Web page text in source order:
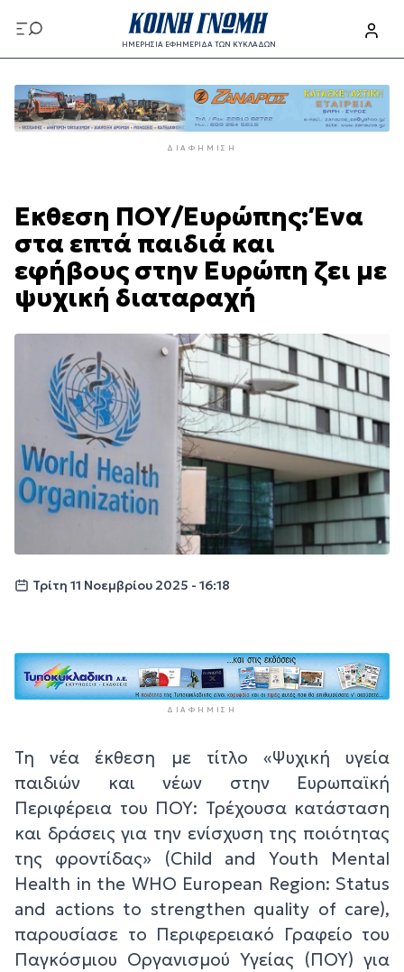
προς
το
περιεχόμενο
ΗΜΕΡΗΣΙΑ ΕΦΗΜΕΡΙΔΑ ΤΩΝ ΚΥΚΛΑΔΩΝ
προς
το
κυρίως
ΔΙΑΦΉΜΙΣΗ
Έκθεση ΠΟΥ/Ευρώπης: Ένα
στα επτά παιδιά και
εφήβους στην Ευρώπη ζει με
ψυχική διαταραχή
Τρίτη 11 Νοεμβρίου 2025 - 16:18
ΔΙΑΦΉΜΙΣΗ
Τη νέα έκθεση με τίτλο «Ψυχική υγεία
παιδιών και νέων στην Ευρωπαϊκή
Περιφέρεια του ΠΟΥ: Τρέχουσα κατάσταση
και δράσεις για την ενίσχυση της ποιότητας
της φροντίδας» (Child and Youth Mental
Health in the WHO European Region: Status
and actions to strengthen quality of care),
παρουσίασε το Περιφερειακό Γραφείο του
Παγκόσμιου Οργανισμού Υγείας (ΠΟΥ) για